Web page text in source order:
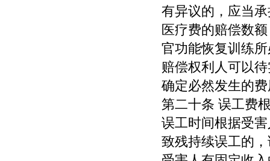
有异议的，应当
医疗费的赔偿数
官功能恢复训练
赔偿权利人可以
确定必然发生的
第二十条 误工费
误工时间根据受
致残持续误工的